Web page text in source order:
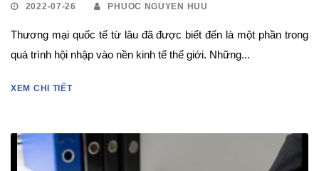
2022-07-26 PHUOC NGUYEN HUU
Thương mại quốc tế từ lâu đã được biết đến là một phần trong
quá trình hội nhập vào nền kinh tế thế giới. Những...
XEM CHI TIẾT